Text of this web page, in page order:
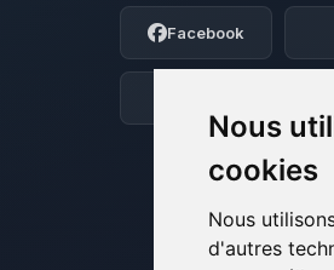
Nous
cookies
Nous
d'autres
Facebook
Moi c’est Choupy, ton
BoxToPlay. Dis-moi ce
et je vais remuer mes
07/08/2026 à 05:29